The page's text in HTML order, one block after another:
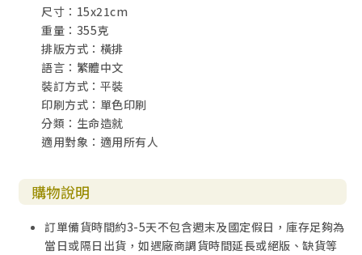
尺寸：15x21cm
重量：355克
排版方式：橫排
語言：繁體中文
裝訂方式：平裝
印刷方式：單色印刷
分類：生命造就
適用對象：適用所有人
購物說明
訂單備貨時間約3-5天不包含週末及國定假日，庫存足夠為
當日或隔日出貨，如遇廠商調貨時間延長或絕版、缺貨等